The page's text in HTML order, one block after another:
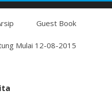
Guest Book
Mulai 12-08-2015